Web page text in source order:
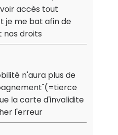
accès tout
je me bat afin de
droits
n'aura plus de
la carte d'invalidite
l'erreur